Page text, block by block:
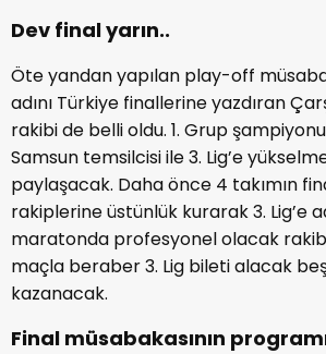
Dev final yarın..
Öte yandan yapılan play-off
adını Türkiye finallerine yazdıran
rakibi de belli oldu. 1. Grup şampiyonu
Samsun temsilcisi ile 3. Lig’e
paylaşacak. Daha önce 4 takımın
rakiplerine üstünlük kurarak 3. Lig’e
maratonda profesyonel olacak
maçla beraber 3. Lig bileti alacak
kazanacak.
Final müsabakasının